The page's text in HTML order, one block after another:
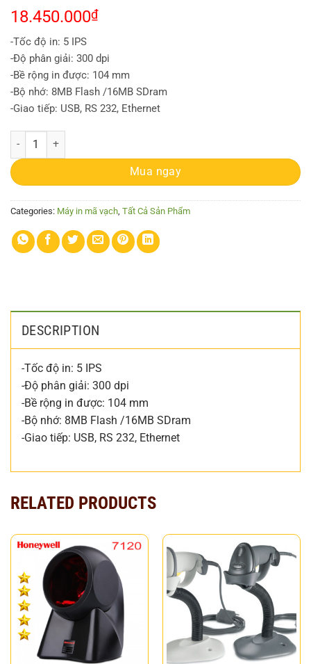
18.450.000₫
-Tốc độ in: 5 IPS
-Độ phân giải: 300 dpi
-Bề rộng in được: 104 mm
-Bộ nhớ: 8MB Flash /16MB SDram
-Giao tiếp: USB, RS 232, Ethernet
Máy in tem Godex EZ2350i quantity
Mua ngay
Categories: Máy in mã vạch Tất Cả Sản Phẩm
DESCRIPTION
-Tốc độ in: 5 IPS
-Độ phân giải: 300 dpi
-Bề rộng in được: 104 mm
-Bộ nhớ: 8MB Flash /16MB SDram
-Giao tiếp: USB, RS 232, Ethernet
RELATED PRODUCTS